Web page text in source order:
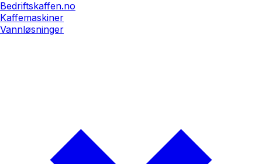
Bedriftskaffen.no
Kaffemaskiner
Vannløsninger